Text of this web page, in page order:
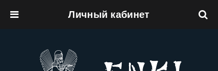
Личный кабинет